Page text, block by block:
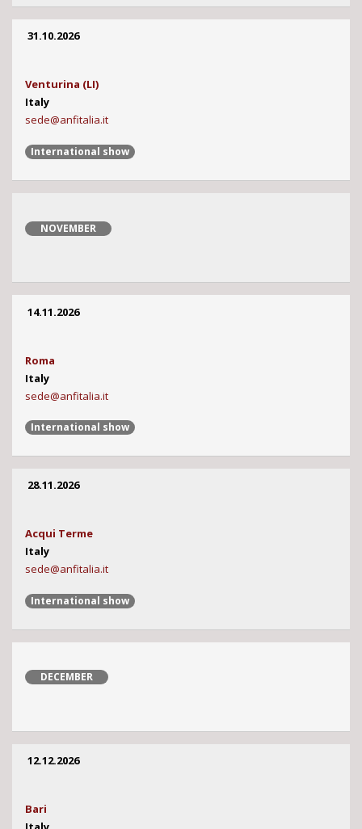
31.10.2026
Venturina (LI)
Italy
sede@anfitalia.it
International show
NOVEMBER
14.11.2026
Roma
Italy
sede@anfitalia.it
International show
28.11.2026
Acqui Terme
Italy
sede@anfitalia.it
International show
DECEMBER
12.12.2026
Bari